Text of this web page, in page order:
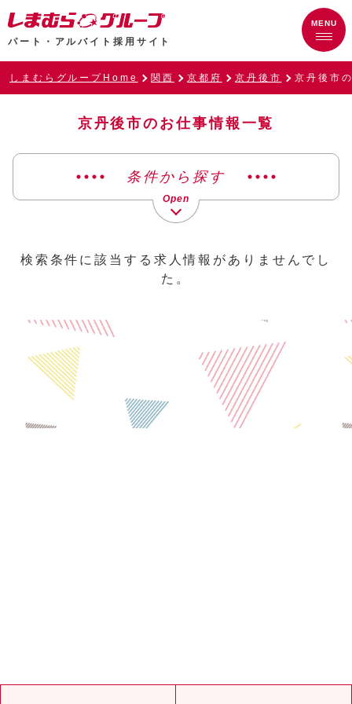
パート・アルバイト採用サイト
しまむらグループHome 関西 京都府 京丹後市 京丹後市
京丹後市のお仕事情報一覧
条件から探す
検索条件に該当する求人情報がありませんでし
た。